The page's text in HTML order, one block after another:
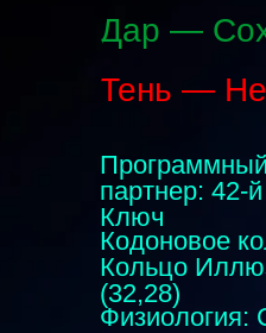
Программный
партнер: 42-
Ключ
Кодоновое
Кольцо
(32,28)
Физиология:
Дар —
Тень —